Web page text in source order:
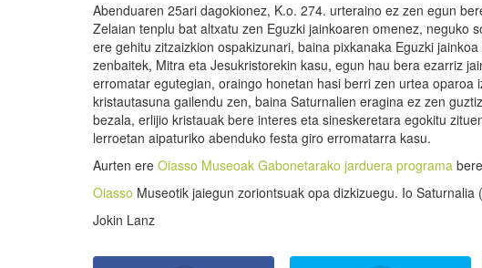
Abenduaren 25ari dagokionez, K.o. 274. urteraino ez zen egun
Zelaian tenplu bat altxatu zen Eguzki jainkoaren omenez, neguko
ere gehitu zitzaizkion ospakizunari, baina pixkanaka Eguzki
zenbaitek, Mitra eta Jesukristorekin kasu, egun hau bera ezarriz
erromatar egutegian, oraingo honetan hasi berri zen urtea
kristautasuna gailendu zen, baina Saturnalien eragina ez zen
bezala, erlijio kristauak bere interes eta sineskeretara egokitu
lerroetan aipaturiko abenduko festa giro erromatarra kasu.
Aurten ere Oiasso Museoak Gabonetarako jarduera programa
Oiasso Museotik jaiegun zoriontsuak opa dizkizuegu. Io Saturnalia
Jokin Lanz